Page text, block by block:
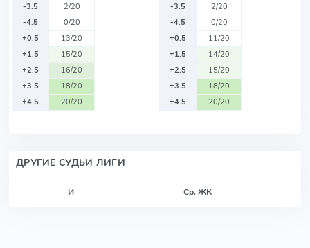
-3.5
2/20
-4.5
0/20
+0.5
13/20
+1.5
15/20
+2.5
16/20
+3.5
18/20
+4.5
20/20
-3.5
2/20
-4.5
0/20
+0.5
11/20
+1.5
14/20
+2.5
15/20
+3.5
18/20
+4.5
20/20
ДРУГИЕ СУДЬИ ЛИГИ
И Ср. ЖК